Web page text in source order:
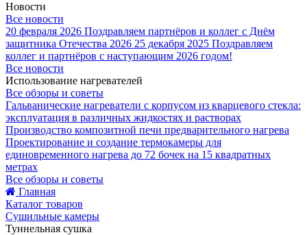
Новости
Все новости
20 февраля 2026 Поздравляем партнёров и коллег с Днём
защитника Отечества 2026 25 декабря 2025 Поздравляем
коллег и партнёров с наступающим 2026 годом!
Все новости
Использование нагревателей
Все обзоры и советы
Гальванические нагреватели с корпусом из кварцевого стекла:
эксплуатация в различных жидкостях и растворах
Производство композитной печи предварительного нагрева
Проектирование и создание термокамеры для
единовременного нагрева до 72 бочек на 15 квадратных
метрах
Все обзоры и советы
Главная
Каталог товаров
Сушильные камеры
Туннельная сушка